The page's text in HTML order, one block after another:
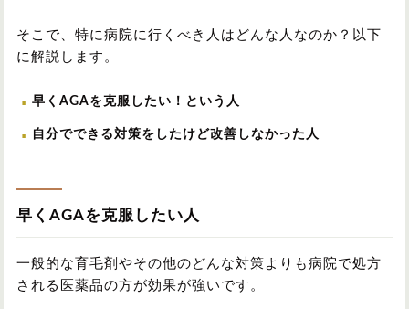
そこで、特に病院に行くべき人はどんな人なのか？以下
に解説します。
早くAGAを克服したい！という人
自分でできる対策をしたけど改善しなかった人
早くAGAを克服したい人
一般的な育毛剤やその他のどんな対策よりも病院で処方
される医薬品の方が効果が強いです。